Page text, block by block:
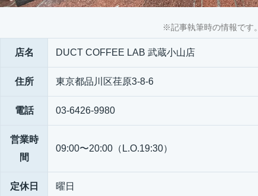
※記事執筆時の情報です。
店名 DUCT COFFEE LAB 武蔵小山店
住所 東京都品川区荏原3-8-6
電話 03-6426-9980
営業時
間
09:00〜20:00（L.O.19:30）
定休日 曜日